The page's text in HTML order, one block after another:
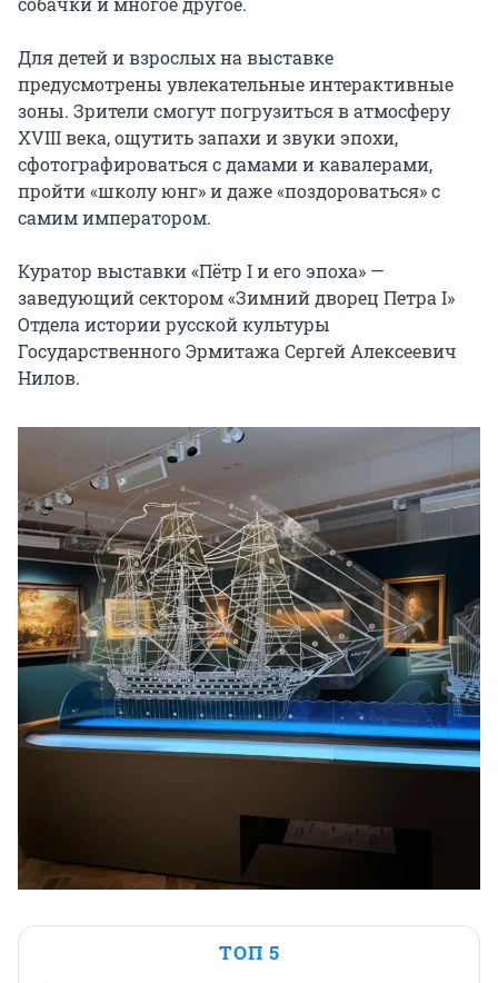
Для детей и взрослых на выставке
предусмотрены увлекательные интерактивные
зоны. Зрители смогут погрузиться в атмосферу
XVIII века, ощутить запахи и звуки эпохи,
сфотографироваться с дамами и кавалерами,
пройти «школу юнг» и даже «поздороваться» с
самим императором.
Куратор выставки «Пётр I и его эпоха» —
заведующий сектором «Зимний дворец Петра I»
Отдела истории русской культуры
Государственного Эрмитажа Сергей Алексеевич
Нилов.
ТОП 5